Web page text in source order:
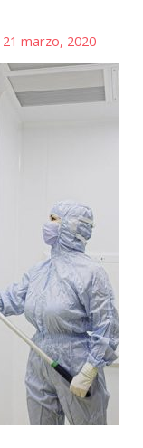
21 marzo, 2020